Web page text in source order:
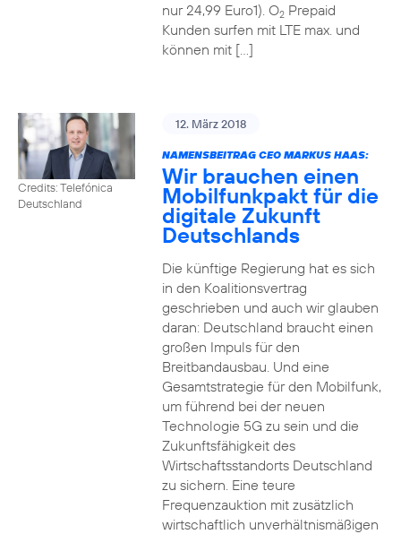
nur 24,99 Euro1). O2Prepaid
Kunden surfen mit LTE max. und
können mit […]
Credits: Telefónica
Deutschland
12. März 2018
NAMENSBEITRAG CEO MARKUS HAAS:
Wir brauchen einen
Mobilfunkpakt für die
digitale Zukunft
Deutschlands
Die künftige Regierung hat es sich
in den Koalitionsvertrag
geschrieben und auch wir glauben
daran: Deutschland braucht einen
großen Impuls für den
Breitbandausbau. Und eine
Gesamtstrategie für den Mobilfunk,
um führend bei der neuen
Technologie 5G zu sein und die
Zukunftsfähigkeit des
Wirtschaftsstandorts Deutschland
zu sichern. Eine teure
Frequenzauktion mit zusätzlich
wirtschaftlich unverhältnismäßigen